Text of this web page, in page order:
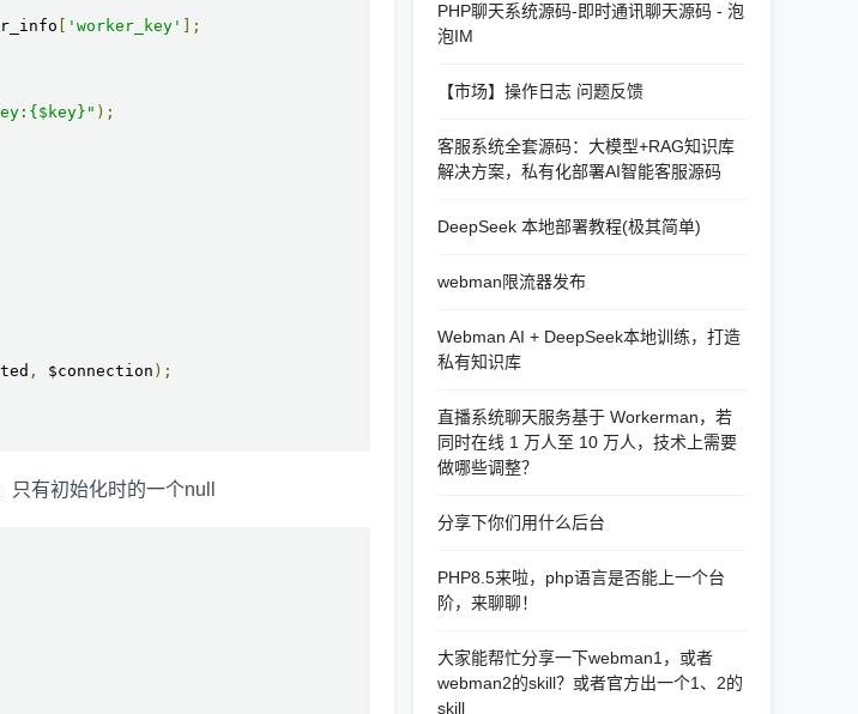
'worker_key'
];
);
, $connection );
有初始化时的一个null
PHP聊天系统源码-即时通讯聊天源码 - 泡
泡IM
【市场】操作日志 问题反馈
客服系统全套源码：大模型+RAG知识库
解决方案，私有化部署AI智能客服源码
DeepSeek 本地部署教程(极其简单)
webman限流器发布
Webman AI + DeepSeek本地训练，打造
私有知识库
直播系统聊天服务基于 Workerman，若
同时在线 1 万人至 10 万人，技术上需要
做哪些调整？
分享下你们用什么后台
PHP8.5来啦，php语言是否能上一个台
阶，来聊聊！
大家能帮忙分享一下webman1，或者
webman2的skill？或者官方出一个1、2的
skill